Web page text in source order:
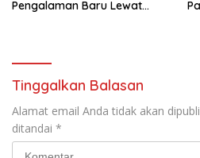
Pengalaman Baru Lewat
Tinggalkan Balasan
Alamat email Anda tidak akan
ditandai *